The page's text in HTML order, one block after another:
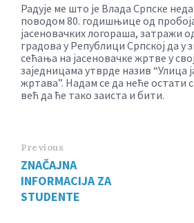
Радује ме што је Влада Српске
поводом 80. годишњице од
јасеновачких логораша, затражи
градова у Републици Српској да у
сећања на јасеновачке жртве у
заједницама утврде назив “Улица
жртава”. Надам се да неће остати
већ да ће тако заиста и бити.
Previous
ZNAČAJNA
INFORMACIJA ZA
STUDENTE